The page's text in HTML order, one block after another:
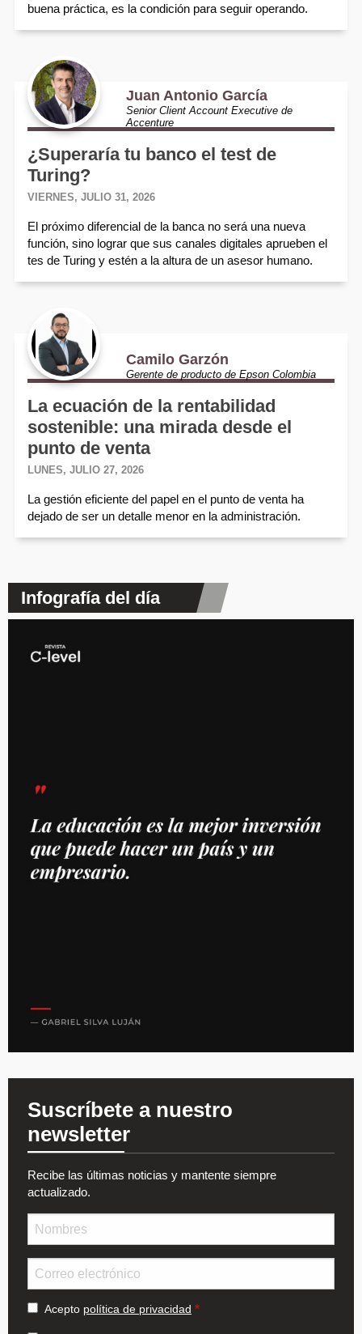
buena práctica, es la condición para seguir operando.
Juan Antonio García
Senior Client Account Executive de
Accenture
¿Superaría tu banco el test de
Turing?
VIERNES, JULIO 31, 2026
El próximo diferencial de la banca no será una nueva
función, sino lograr que sus canales digitales aprueben el
tes de Turing y estén a la altura de un asesor humano.
Camilo Garzón
Gerente de producto de Epson Colombia
La ecuación de la rentabilidad
sostenible: una mirada desde el
punto de venta
LUNES, JULIO 27, 2026
La gestión eficiente del papel en el punto de venta ha
dejado de ser un detalle menor en la administración.
Infografía del día
Suscríbete a nuestro
newsletter
Recibe las últimas noticias y mantente siempre
actualizado.
Acepto política de privacidad